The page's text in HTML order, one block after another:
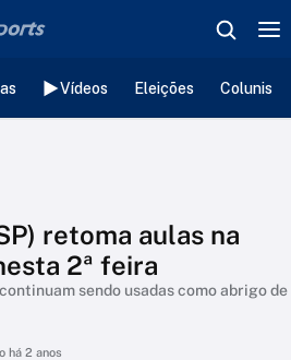
Vídeos Eleições
retoma aulas na
2ª feira
sendo usadas como abrigo de
há 2 anos